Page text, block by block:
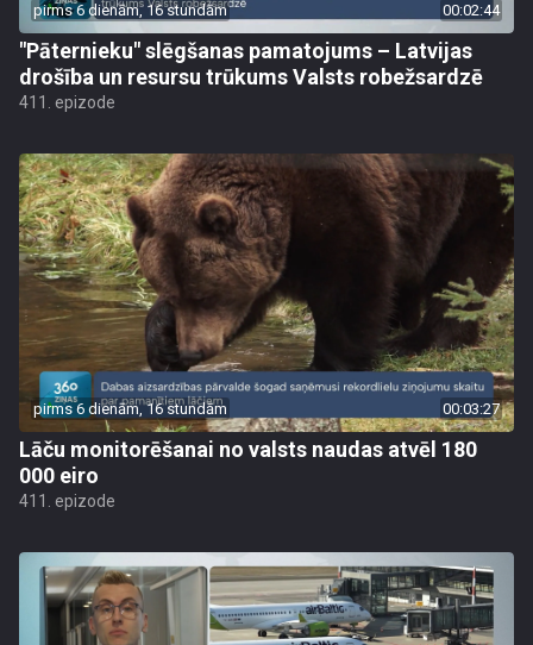
pirms 6 dienām, 16 stundām 00:02:44
"Pāternieku" slēgšanas pamatojums – Latvijas
drošība un resursu trūkums Valsts robežsardzē
411. epizode
pirms 6 dienām, 16 stundām 00:03:27
Lāču monitorēšanai no valsts naudas atvēl 180
000 eiro
411. epizode